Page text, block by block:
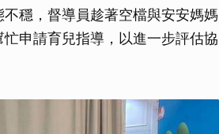
穩，督導員趁著空檔與安安媽媽
申請育兒指導，以進一步評估協